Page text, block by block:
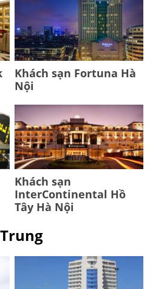
Khách sạn Fortuna Hà
Nội
Khách sạn
InterContinental Hồ
Tây Hà Nội